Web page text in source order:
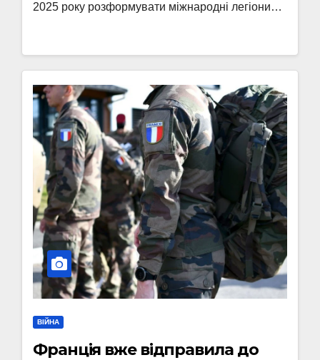
2025 року розформувати міжнародні легіони…
ВІЙНА
Франція вже відправила до